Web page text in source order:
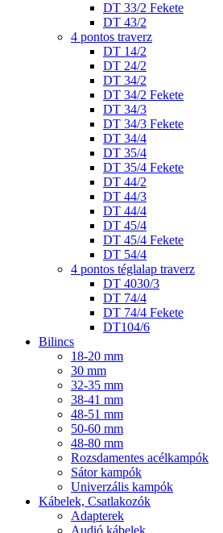
DT 33/2 Fekete
DT 43/2
4 pontos traverz
DT 14/2
DT 24/2
DT 34/2
DT 34/2 Fekete
DT 34/3
DT 34/3 Fekete
DT 34/4
DT 35/4
DT 35/4 Fekete
DT 44/2
DT 44/3
DT 44/4
DT 45/4
DT 45/4 Fekete
DT 54/4
4 pontos téglalap traverz
DT 4030/3
DT 74/4
DT 74/4 Fekete
DT104/6
Bilincs
18-20 mm
30 mm
32-35 mm
38-41 mm
48-51 mm
50-60 mm
48-80 mm
Rozsdamentes acélkampók
Sátor kampók
Univerzális kampók
Kábelek, Csatlakozók
Adapterek
Audió kábelek